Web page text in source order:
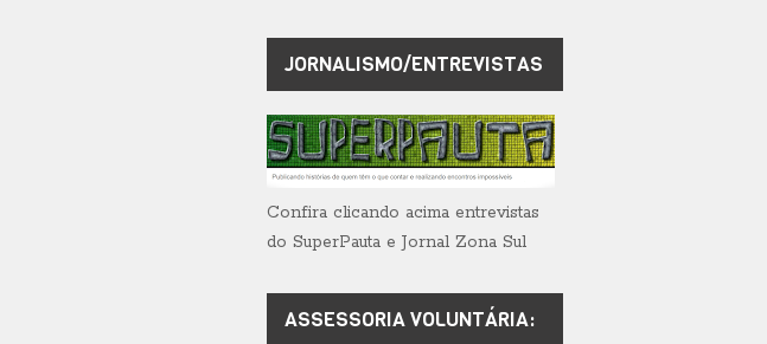
JORNALISMO/ENTREVISTAS
Confira clicando acima entrevistas
do SuperPauta e Jornal Zona Sul
ASSESSORIA VOLUNTÁRIA: